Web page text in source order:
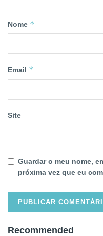
Nome *
Email *
Site
Guardar o meu nome,
próxima vez que eu
Recommended